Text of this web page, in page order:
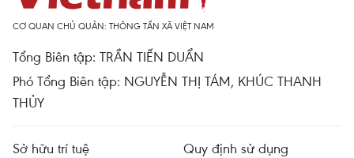
CƠ QUAN CHỦ QUẢN: THÔNG TẤN XÃ VIỆT NAM
Tổng Biên tập: TRẦN TIẾN DUẨN
Phó Tổng Biên tập: NGUYỄN THỊ TÁM, KHÚC THANH
THỦY
Sở hữu trí tuệ
Quy định sử dụng